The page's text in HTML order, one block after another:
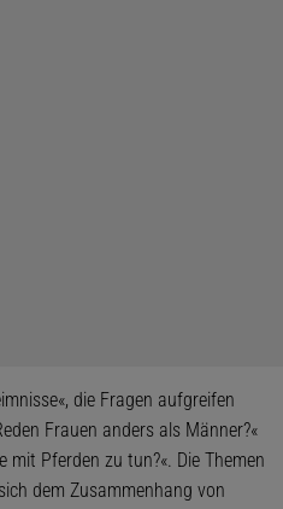
die Fragen aufgreifen
Frauen anders als Männer?«
mit Pferden zu tun?«. Die Themen
dem Zusammenhang von